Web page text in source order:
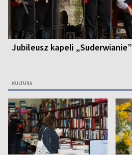
Jubileusz kapeli „Suderwianie”
KULTURA